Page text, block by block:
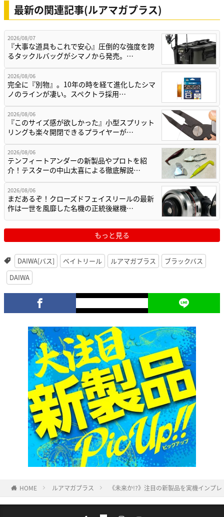
最新の関連記事(ルアマガプラス)
2026/08/07
『大事な道具もこれで安心』圧倒的な強度を誇
るタックルバッグがシマノから発売。…
2026/08/06
完全に『別物』。10年の時を経て進化したシマ
ノのラインが凄い。スペクトラ採用…
2026/08/06
『このサイズ感が欲しかった』小型スプリット
リングも楽々開閉できるプライヤーが…
2026/08/06
テンフィートアンダーの新製品やプロトを紹
介！テスターの中山太喜による徹底解説…
2026/08/06
まだあるぞ！クローズドフェイスリールの最新
作は一世を風靡した名機の正統後継機…
もっと見る
DAIWA[バス] ベイトリール ルアマガプラス
ブラックバス
DAIWA
HOME ルアマガプラス 《未来か!?》注目の新製品を実機インプ